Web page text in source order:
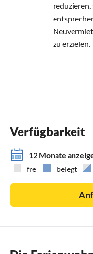
reduzieren,
zu erzielen.
Verfügbarkeit
12 Monate
frei
belegt